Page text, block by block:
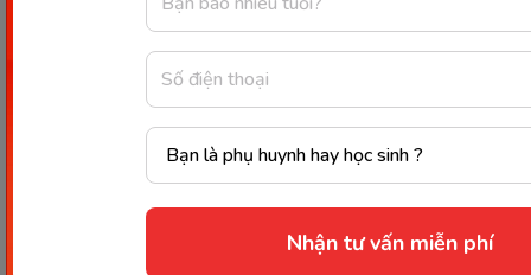
Nhận tư vấn miễn phí
Thông tin trong bài viết được tổng hợp nhằm
mục đích tham khảo và có thể thay đổi mà
kiểm tra lại qua các kênh chính thức hoặc liên
hệ trực tiếp với đơn vị liên quan để nắm bắt
tình hình thực tế.